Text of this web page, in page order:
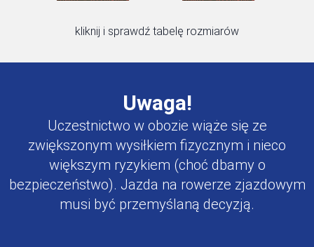
kliknij i sprawdź tabelę rozmiarów
Uwaga!
Uczestnictwo w obozie wiąże się ze
zwiększonym wysiłkiem fizycznym i nieco
większym ryzykiem (choć dbamy o
bezpieczeństwo). Jazda na rowerze zjazdowym
musi być przemyślaną decyzją.